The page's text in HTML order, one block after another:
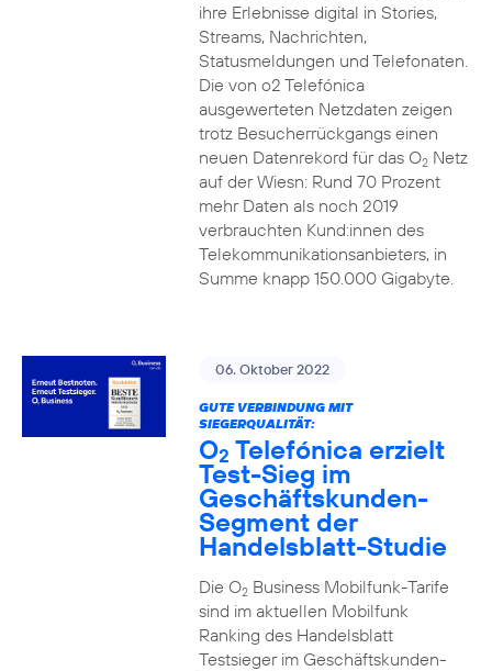
ihre Erlebnisse digital in Stories,
Streams, Nachrichten,
Statusmeldungen und Telefonaten.
Die von o2 Telefónica
ausgewerteten Netzdaten zeigen
trotz Besucherrückgangs einen
neuen Datenrekord für das O2Netz
auf der Wiesn: Rund 70 Prozent
mehr Daten als noch 2019
verbrauchten Kund:innen des
Telekommunikationsanbieters, in
Summe knapp 150.000 Gigabyte.
06. Oktober 2022
GUTE VERBINDUNG MIT
SIEGERQUALITÄT:
O2 Telefónica erzielt
Test-Sieg im
Geschäftskunden-
Segment der
Handelsblatt-Studie
Die O2Business Mobilfunk-Tarife
sind im aktuellen Mobilfunk
Ranking des Handelsblatt
Testsieger im Geschäftskunden-